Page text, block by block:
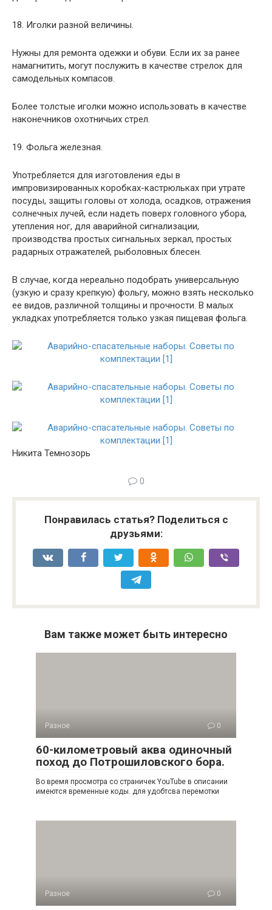
18. Иголки разной величины.
Нужны для ремонта одежки и обуви. Если их за ранее
намагнитить, могут послужить в качестве стрелок для
самодельных компасов.
Более толстые иголки можно использовать в качестве
наконечников охотничьих стрел.
19. Фольга железная.
Употребляется для изготовления еды в
импровизированных коробках-кастрюльках при утрате
посуды, защиты головы от холода, осадков, отражения
солнечных лучей, если надеть поверх головного убора,
утепления ног, для аварийной сигнализации,
производства простых сигнальных зеркал, простых
радарных отражателей, рыболовных блесен.
В случае, когда нереально подобрать универсальную
(узкую и сразу крепкую) фольгу, можно взять несколько
ее видов, различной толщины и прочности. В малых
укладках употребляется только узкая пищевая фольга.
Никита Темнозорь
0
Понравилась статья? Поделиться с
друзьями:
Вам также может быть интересно
Разное 0
60-километровый аква одиночный
поход до Потрошиловского бора.
Во время просмотра со страничек YouTube в описании
имеются временные коды. для удобтсва перемотки
Разное 0